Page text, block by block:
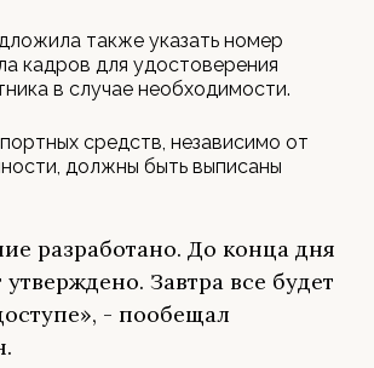
также указать номер
кадров для удостоверения
в случае необходимости.
средств, независимо от
должны быть выписаны
разработано. До конца дня
утверждено. Завтра все будет
- пообещал